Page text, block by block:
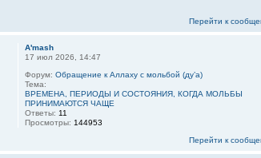
Перейти к
A'mash
17 июл 2026, 14:47
Форум:Обращение к Аллаху с мольбой (ду’а)
Тема:
ВРЕМЕНА, ПЕРИОДЫ И СОСТОЯНИЯ, КОГДА МОЛЬБЫ
ПРИНИМАЮТСЯ ЧАЩЕ
Ответы: 11
Просмотры: 144953
Перейти к